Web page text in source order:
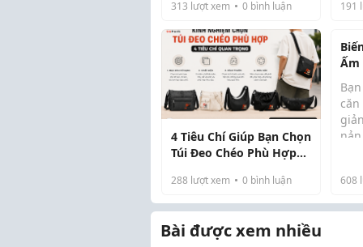
NHIỀU QUÁN "SĂN"
313 lượt xem 0 bình luận
hề
191
4 Tiêu Chí Giúp Bạn Chọn
Túi Đeo Chéo Phù Hợp
288 lượt xem 0 bình luận
Ấm
là
608
Bài được xem nhiều